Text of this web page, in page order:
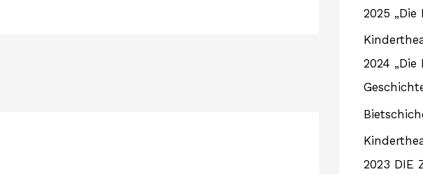
a
c
h
:
2025 „Die
2024
2023 DIE